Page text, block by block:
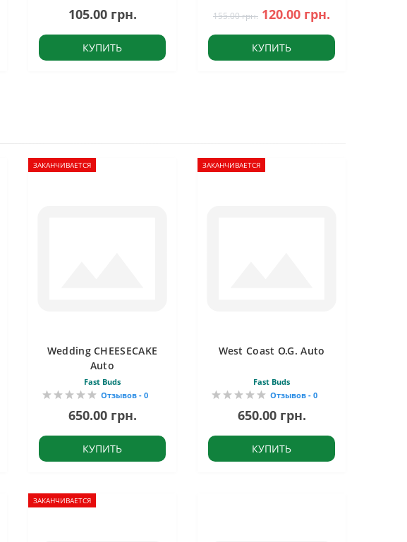
105.00 грн.
КУПИТЬ
155.00 грн. 120.00 грн.
КУПИТЬ
ЗАКАНЧИВАЕТСЯ
Wedding CHEESECAKE
Auto
Fast Buds
Отзывов - 0
650.00 грн.
КУПИТЬ
ЗАКАНЧИВАЕТСЯ
West Coast O.G. Auto
Fast Buds
Отзывов - 0
650.00 грн.
КУПИТЬ
ЗАКАНЧИВАЕТСЯ